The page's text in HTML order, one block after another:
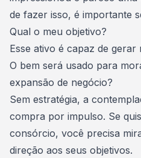
de fazer isso, é importante
Qual o meu objetivo?
Esse ativo é capaz de gerar
O bem será usado para
expansão de negócio?
Sem estratégia, a
compra por impulso. Se
consórcio, você precisa
direção aos seus objetivos.